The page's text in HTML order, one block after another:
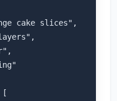
cake slices",
[